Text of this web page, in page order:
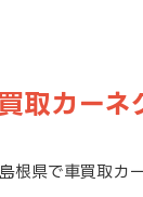
取カーネ
根県で車買取カ